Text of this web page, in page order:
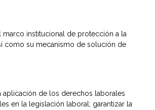
marco institucional de protección a la
como su mecanismo de solución de
aplicación de los derechos laborales
en la legislación laboral; garantizar la